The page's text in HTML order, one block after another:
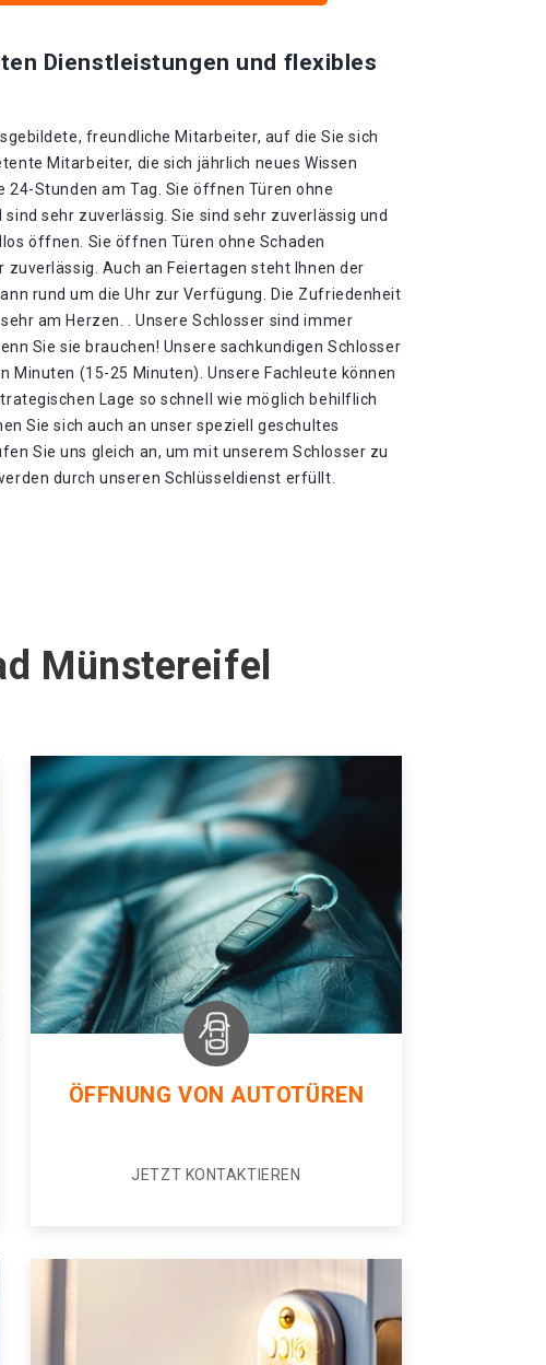
Dienstleistungen und flexibles
freundliche Mitarbeiter, auf die Sie sich
Mitarbeiter, die sich jährlich neues Wissen
24-Stunden am Tag. Sie öffnen Türen ohne
sehr zuverlässig. Sie sind sehr zuverlässig und
öffnen. Sie öffnen Türen ohne Schaden
zuverlässig. Auch an Feiertagen steht Ihnen der
rund um die Uhr zur Verfügung. Die Zufriedenheit
am Herzen. . Unsere Schlosser sind immer
Sie sie brauchen! Unsere sachkundigen Schlosser
Minuten (15-25 Minuten). Unsere Fachleute können
Lage so schnell wie möglich behilflich
Sie sich auch an unser speziell geschultes
Sie uns gleich an, um mit unserem Schlosser zu
durch unseren Schlüsseldienst erfüllt.
Münstereifel
ÖFFNUNG VON AUTOTÜREN
JETZT KONTAKTIEREN